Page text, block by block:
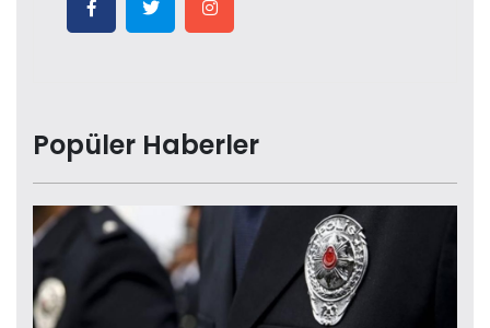
Popüler Haberler